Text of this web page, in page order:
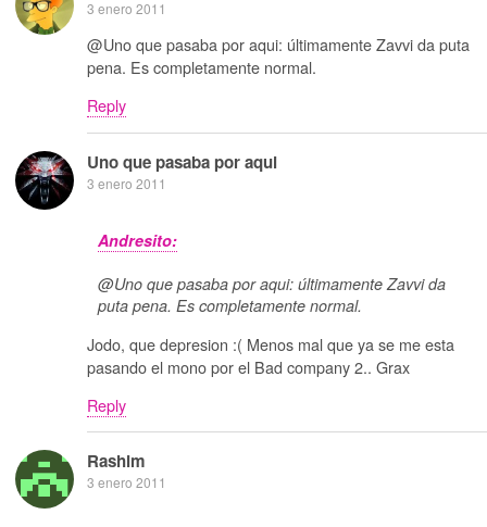
3 enero 2011
@Uno que pasaba por aqui: últimamente Zavvi da puta
pena. Es completamente normal.
Reply
Uno que pasaba por aqui
3 enero 2011
Andresito:
@Uno que pasaba por aqui: últimamente Zavvi da
puta pena. Es completamente normal.
Jodo, que depresion :( Menos mal que ya se me esta
pasando el mono por el Bad company 2.. Grax
Reply
Rashim
3 enero 2011